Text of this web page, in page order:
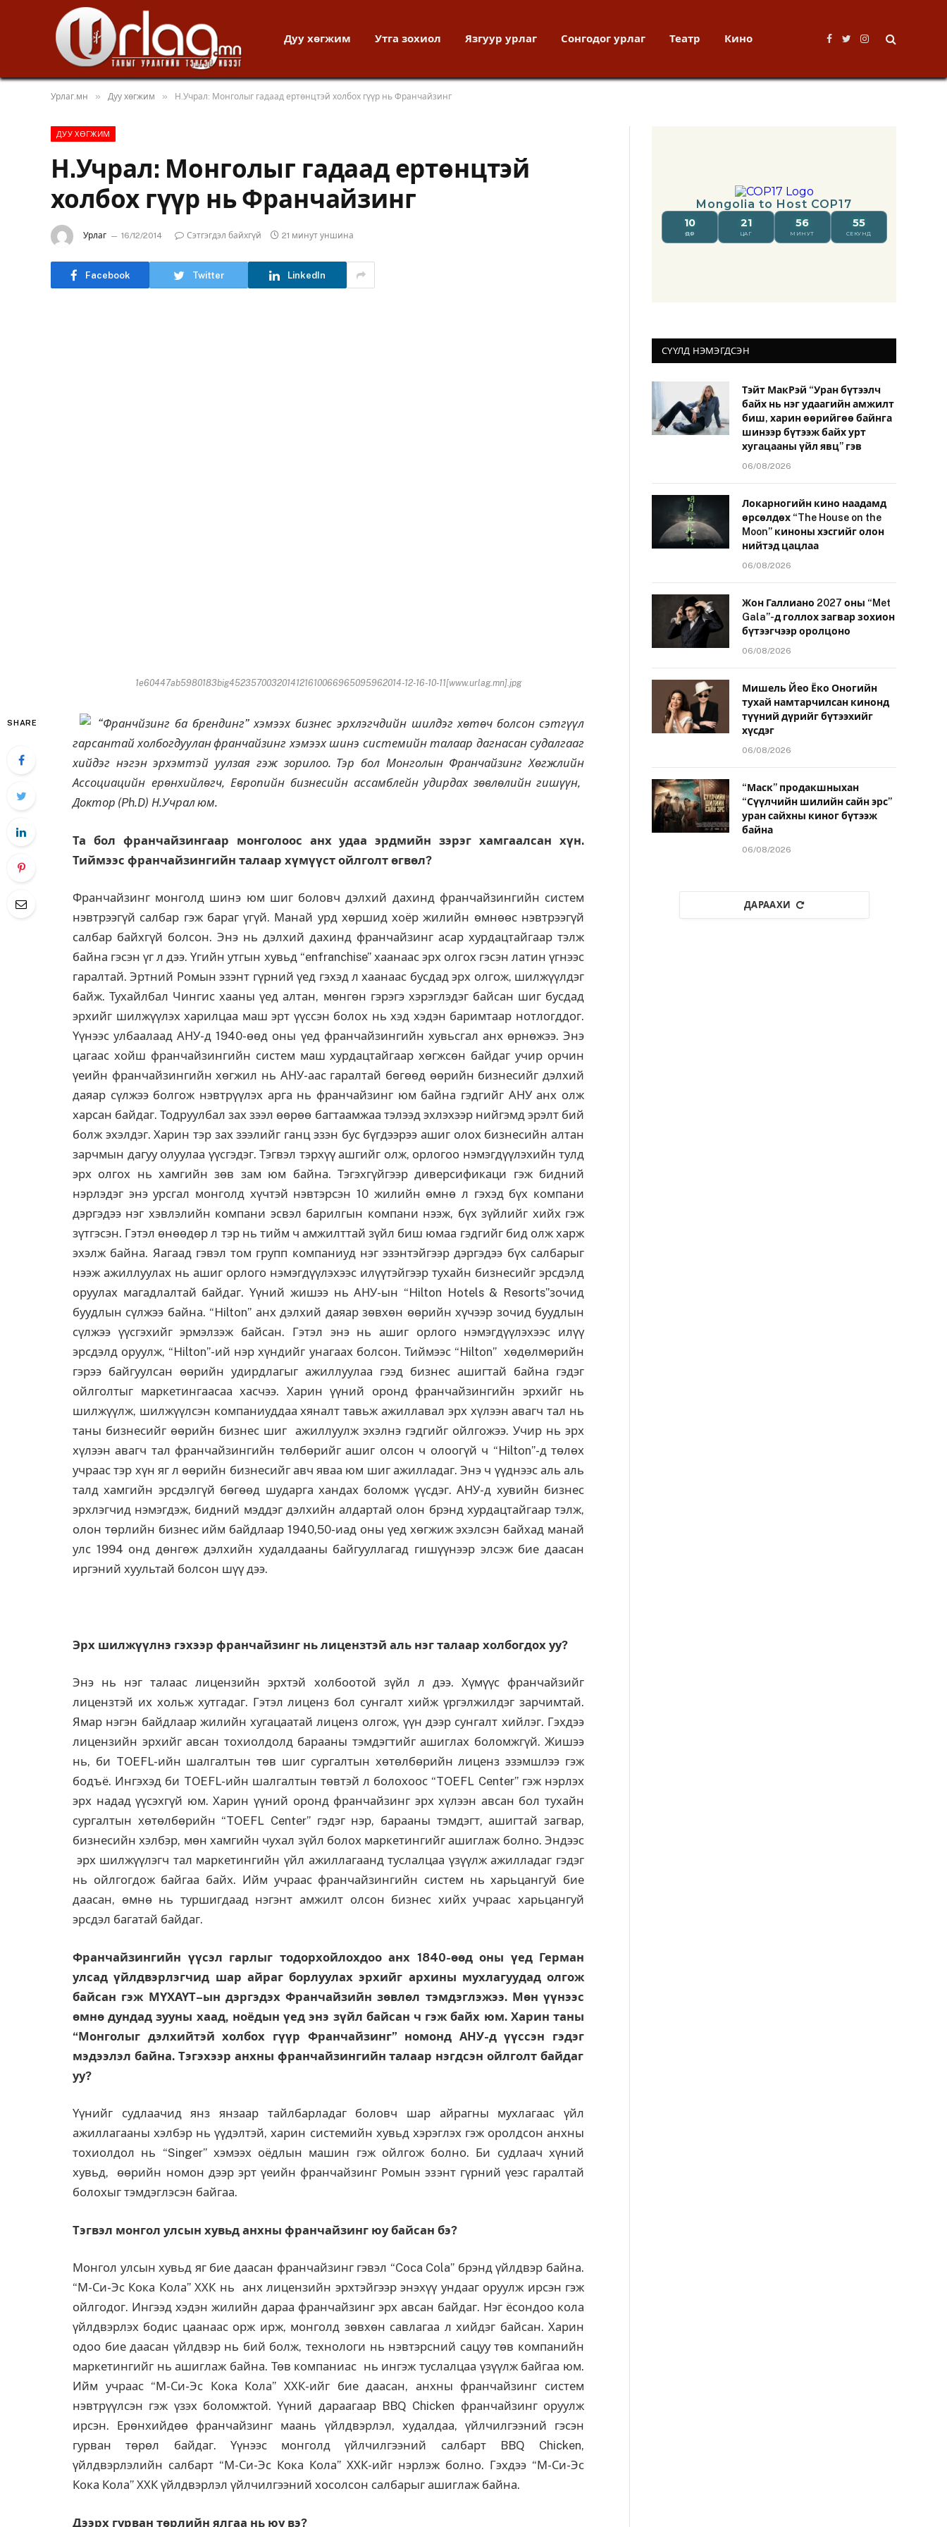
Дуу хөгжим Утга зохиол Язгуур урлаг Сонгодог урлаг Театр Кино
Facebook
TwitterInstagram
Урлаг.мн » Дуу хөгжим » Н.Учрал: Монголыг гадаад ертөнцтэй холбох гүүр нь Франчайзинг
ДУУ ХӨГЖИМ
Н.Учрал: Монголыг гадаад ертөнцтэй
холбох гүүр нь Франчайзинг
Урлаг 16/12/2014 Сэтгэгдэл байхгүй 21 минут уншина
Facebook Twitter LinkedIn
1e60447ab5980183big4523570032014121610066965095962014-12-16-10-11[www.urlag.mn].jpg
SHARE “Франчйзинг ба брендинг” хэмээх бизнес эрхлэгчдийн шилдэг хөтөч болсон сэтгүүл
гарсантайхолбогдууланфранчайзинг хэмээх шинэ системийн талаар дагнасан судалгааг
хийдэг нэгэн эрхэмтэй уулзая гэж зорилоо. Тэр бол Монголын Франчайзинг Хөгжлийн
Ассоциацийн ерөнхийлөгч,Европийн бизнесийн ассамблейн удирдах зөвлөлийн гишүүн,
Доктор (Ph.D) Н.Учралюм.
Та бол франчайзингаар монголоос анх удаа эрдмийн зэрэг хамгаалсан хүн.
Тиймээс франчайзингийн талаар хүмүүст ойлголт өгвөл?
Франчайзинг монголд шинэ юм шиг боловч дэлхий дахинд франчайзингийн систем
нэвтрээгүй салбар гэж бараг үгүй. Манай урд хөршид хоёр жилийн өмнөөс нэвтрээгүй
салбар байхгүй болсон. Энэ нь дэлхий дахинд франчайзинг асар хурдацтайгаар тэлж
байна гэсэн үг л дээ. Үгийн утгын хувьд “enfranchise” хаанаас эрх олгох гэсэн латин үгнээс
гаралтай. Эртний Ромын эзэнт гүрний үед гэхэд л хаанаас бусдад эрх олгож, шилжүүлдэг
байж. Тухайлбал Чингис хааны үед алтан, мөнгөн гэрэгэ хэрэглэдэг байсан шиг бусдад
эрхийг шилжүүлэх харилцаа маш эрт үүссэн болох нь хэд хэдэн баримтаар нотлогддог.
Үүнээс улбаалаад АНУ-д 1940-өөд оны үед франчайзингийн хувьсгал анх өрнөжээ. Энэ
цагаас хойш франчайзингийн систем маш хурдацтайгаар хөгжсөн байдаг учир орчин
үеийн франчайзингийн хөгжил нь АНУ-аас гаралтай бөгөөд өөрийн бизнесийг дэлхий
даяар сүлжээ болгож нэвтрүүлэх арга нь франчайзинг юм байна гэдгийг АНУ анх олж
харсан байдаг. Тодруулбал зах зээл өөрөө багтаамжаа тэлээд эхлэхээр нийгэмд эрэлт бий
болж эхэлдэг. Харин тэр зах зээлийг ганц эзэн бус бүгдээрээ ашиг олох бизнесийн алтан
зарчмын дагуу олуулаа үүсгэдэг. Тэгвэл тэрхүү ашгийг олж, орлогоо нэмэгдүүлэхийн тулд
эрх олгох нь хамгийн зөв зам юм байна. Тэгэхгүйгээр диверсификаци гэж бидний
нэрлэдэг энэ урсгал монголд хүчтэй нэвтэрсэн 10 жилийн өмнө л гэхэд бүх компани
дэргэдээ нэг хэвлэлийн компани эсвэл барилгын компани нээж, бүх зүйлийг хийх гэж
зүтгэсэн. Гэтэл өнөөдөр л тэр нь тийм ч амжилттай зүйл биш юмаа гэдгийг бид олж харж
эхэлж байна. Яагаад гэвэл том групп компаниуд нэг эзэнтэйгээр дэргэдээ бүх салбарыг
нээж ажиллуулах нь ашиг орлого нэмэгдүүлэхээс илүүтэйгээр тухайн бизнесийг эрсдэлд
оруулах магадлалтай байдаг. Үүний жишээ нь АНУ-ын “Hilton Hotels & Resorts”зочид
буудлын сүлжээ байна. “Hilton” анх дэлхий даяар зөвхөн өөрийн хүчээр зочид буудлын
сүлжээ үүсгэхийг эрмэлзэж байсан. Гэтэл энэ нь ашиг орлого нэмэгдүүлэхээс илүү
эрсдэлд оруулж, “Hilton”-ий нэр хүндийг унагаах болсон. Тиймээс “Hilton” хөдөлмөрийн
гэрээ байгуулсан өөрийн удирдлагыг ажиллуулаа гээд бизнес ашигтай байна гэдэг
ойлголтыг маркетингаасаа хасчээ. Харин үүний оронд франчайзингийн эрхийг нь
шилжүүлж, шилжүүлсэн компаниуддаа хяналт тавьж ажиллавал эрх хүлээн авагч тал нь
таны бизнесийг өөрийн бизнес шиг ажиллуулж эхэлнэ гэдгийг ойлгожээ. Учир нь эрх
хүлээн авагч тал франчайзингийн төлбөрийг ашиг олсон ч олоогүй ч “Hilton”-д төлөх
учраас тэр хүн яг л өөрийн бизнесийг авч яваа юм шиг ажилладаг. Энэ ч үүднээс аль аль
талд хамгийн эрсдэлгүй бөгөөд шударга хандах боломж үүсдэг. АНУ-д хувийн бизнес
эрхлэгчид нэмэгдэж, бидний мэддэг дэлхийн алдартай олон брэнд хурдацтайгаар тэлж,
олон төрлийн бизнес ийм байдлаар 1940,50-иад оны үед хөгжиж эхэлсэн байхад манай
улс 1994 онд дөнгөж дэлхийн худалдааны байгууллагад гишүүнээр элсэж бие даасан
иргэний хуультай болсон шүү дээ.
Эрх шилжүүлнэ гэхээр франчайзинг нь лицензтэй аль нэг талаар холбогдох уу?
Энэ нь нэг талаас лицензийн эрхтэй холбоотой зүйл л дээ. Хүмүүс франчайзийг
лицензтэй их хольж хутгадаг. Гэтэл лиценз бол сунгалт хийж үргэлжилдэг зарчимтай.
Ямар нэгэн байдлаар жилийн хугацаатай лиценз олгож, үүн дээр сунгалт хийлэг. Гэхдээ
лицензийн эрхийг авсан тохиолдолд барааны тэмдэгтийг ашиглах боломжгүй. Жишээ
нь, би TOEFL-ийн шалгалтын төв шиг сургалтын хөтөлбөрийн лиценз эзэмшлээ гэж
бодъё. Ингэхэд би TOEFL-ийн шалгалтын төвтэй л болохоос “TOEFL Center” гэж нэрлэх
эрх надад үүсэхгүй юм. Харин үүний оронд франчайзинг эрх хүлээн авсан бол тухайн
сургалтын хөтөлбөрийн “TOEFL Center” гэдэг нэр, барааны тэмдэгт, ашигтай загвар,
бизнесийн хэлбэр, мөн хамгийн чухал зүйл болох маркетингийг ашиглаж болно. Эндээс
эрх шилжүүлэгч тал маркетингийн үйл ажиллагаанд туслалцаа үзүүлж ажилладаг гэдэг
нь ойлгогдож байгаа байх. Ийм учраас франчайзингийн систем нь харьцангуй бие
даасан, өмнө нь туршигдаад нэгэнт амжилт олсон бизнес хийх учраас харьцангуй
эрсдэл багатай байдаг.
Франчайзингийн үүсэл гарлыг тодорхойлохдоо анх 1840-өөд оны үед Герман
улсад үйлдвэрлэгчид шар айраг борлуулах эрхийг архины мухлагуудад олгож
байсан гэж МҮХАҮТ–ын дэргэдэх Франчайзийн зөвлөл тэмдэглэжээ. Мөн үүнээс
өмнө дундад зууны хаад, ноёдынүед энэ зүйл байсан ч гэж байх юм. Харин таны
“Монголыг дэлхийтэй холбох гүүр Франчайзинг” номонд АНУ-дүүссэн
гэдэг
мэдээлэл байна. Тэгэхээр анхны франчайзингийн талаар нэгдсэн ойлголт байдаг
уу?
Үүнийг судлаачид янз янзаар тайлбарладаг боловч шар айрагны мухлагаас үйл
ажиллагааны хэлбэр нь үүдэлтэй, харин системийн хувьд хэрэглэх гэж оролдсон анхны
тохиолдол нь “Singer” хэмээх оёдлын машин гэж ойлгож болно. Би судлаач хүний
хувьд, өөрийн номон дээр эрт үеийн франчайзинг Ромын эзэнт гүрний үеэс гаралтай
болохыг тэмдэглэсэн байгаа.
Тэгвэл монгол улсын хувьд анхны франчайзинг юу байсан бэ?
Монгол улсын хувьд яг бие даасан франчайзинг гэвэл “Coca Cola” брэнд үйлдвэр байна.
“М-Си-Эс Кока Кола” ХХК нь анх лицензийн эрхтэйгээр энэхүү ундааг оруулж ирсэн гэж
ойлгодог. Ингээд хэдэн жилийн дараа франчайзинг эрх авсан байдаг. Нэг ёсондоо кола
үйлдвэрлэх бодис цаанаас орж ирж, монголд зөвхөн савлагаа л хийдэг байсан. Харин
одоо бие даасан үйлдвэр нь бий болж, технологи нь нэвтэрсний сацуу төв компанийн
маркетингийг нь ашиглаж байна. Төв компаниас нь ингэж туслалцаа үзүүлж байгаа юм.
Ийм учраас “М-Си-Эс Кока Кола” ХХК-ийг бие даасан, анхны франчайзинг систем
нэвтрүүлсэн гэж үзэх боломжтой. Үүний дараагаар BBQ Chicken франчайзинг оруулж
ирсэн. Ерөнхийдөө франчайзинг маань үйлдвэрлэл, худалдаа, үйлчилгээний гэсэн
гурван төрөл байдаг. Үүнээс монголд үйлчилгээний салбарт BBQ Chicken,
үйлдвэрлэлийн салбарт “М-Си-Эс Кока Кола” ХХК-ийг нэрлэж болно. Гэхдээ “М-Си-Эс
Кока Кола” ХХК үйлдвэрлэл үйлчилгээний хосолсон салбарыг ашиглаж байна.
Дээрх гурван төрлийн ялгаа нь юу вэ?
СҮҮЛД НЭМЭГДСЭН
Тэйт МакРэй “Уран бүтээлч
байх нь нэг удаагийн амжилт
биш, харин өөрийгөө байнга
шинээр бүтээж байх урт
хугацааны үйл явц” гэв
06/08/2026
Локарногийн кино наадамд
өрсөлдөх “The House on the
Moon” киноны хэсгийг олон
нийтэд цацлаа
06/08/2026
Жон Галлиано 2027 оны “Met
Gala”-д голлох загвар зохион
бүтээгчээр оролцоно
06/08/2026
Мишель Йео Ёко Оногийн
тухай намтарчилсан кинонд
түүний дүрийг бүтээхийг
хүсдэг
06/08/2026
“Маск” продакшныхан
“Сүүлчийн шилийн сайн эрс”
уран сайхны киног бүтээж
байна
06/08/2026
ДАРААХИ